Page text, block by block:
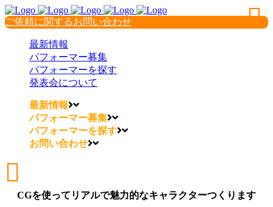
ご依頼に関するお問い合わせ
最新情報
パフォーマー募集
パフォーマーを探す
発表会について
最新情報
パフォーマー募集
パフォーマーを探す
お問い合わせ
CGを使ってリアルで魅力的なキャラクターつくります